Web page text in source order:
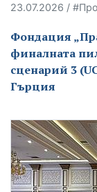
23.07.2026 /
Фондация
финалната
сценарий 3
Гърция